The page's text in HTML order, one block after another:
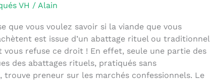
VH / Alain
que vous voulez savoir si la viande que vous
est issue d’un abattage rituel ou traditionnel
vous refuse ce droit ! En effet, seule une partie des
des abattages rituels, pratiqués sans
trouve preneur sur les marchés confessionnels. Le